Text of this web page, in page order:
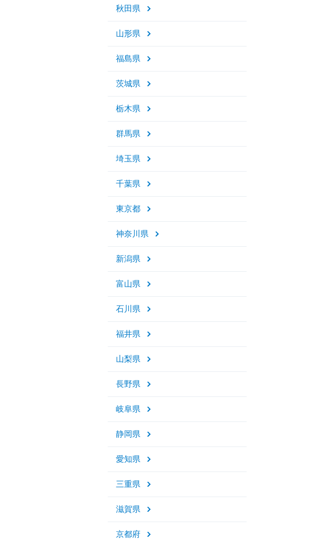
秋田県
山形県
福島県
茨城県
栃木県
群馬県
埼玉県
千葉県
東京都
神奈川県
新潟県
富山県
石川県
福井県
山梨県
長野県
岐阜県
静岡県
愛知県
三重県
滋賀県
京都府